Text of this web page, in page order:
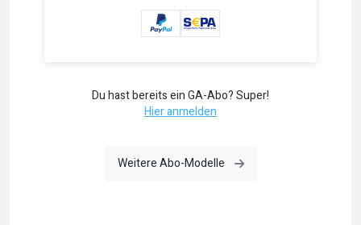
Du hast bereits ein GA-Abo? Super!
Hier anmelden
Weitere Abo-Modelle